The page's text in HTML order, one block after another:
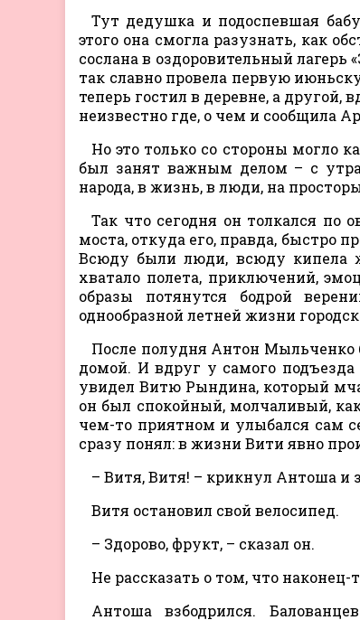
Тут дедушка и подоспевшая
этого она смогла разузнать, как
сослана в оздоровительный лагерь
так славно провела первую
теперь гостил в деревне, а
неизвестно где, о чем и сообщила
Но это только со стороны могло
был занят важным делом – с
народа, в жизнь, в люди, на
Так что сегодня он толкался по
моста, откуда его, правда, быстро
Всюду были люди, всюду кипела
хватало полета, приключений,
образы потянутся бодрой
однообразной летней жизни
После полудня Антон Мыльченко
домой. И вдруг у самого
увидел Витю Рындина, который
он был спокойный, молчаливый,
чем-то приятном и улыбался сам
сразу понял: в жизни Вити явно
– Витя, Витя! – крикнул Антоша и
Витя остановил свой велосипед.
– Здорово, фрукт, – сказал он.
Не рассказать о том, что
Антоша взбодрился.